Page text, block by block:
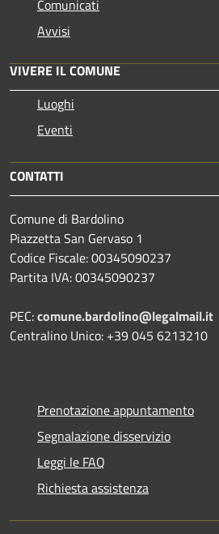
Comunicati
Avvisi
VIVERE IL COMUNE
Luoghi
Eventi
CONTATTI
Comune di Bardolino
Piazzetta San Gervaso 1
Codice Fiscale: 00345090237
Partita IVA: 00345090237
PEC:comune.bardolino@legalmail.it
Centralino Unico: +39 045 6213210
Prenotazione appuntamento
Segnalazione disservizio
Leggi le FAQ
Richiesta assistenza